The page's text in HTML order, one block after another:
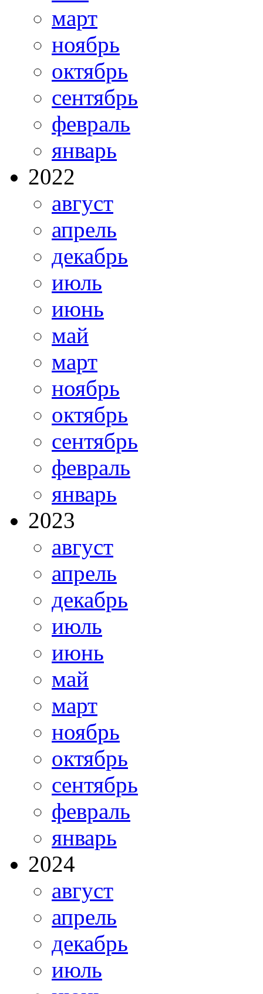
март
ноябрь
октябрь
сентябрь
февраль
январь
2022
август
апрель
декабрь
июль
июнь
май
март
ноябрь
октябрь
сентябрь
февраль
январь
2023
август
апрель
декабрь
июль
июнь
май
март
ноябрь
октябрь
сентябрь
февраль
январь
2024
август
апрель
декабрь
июль